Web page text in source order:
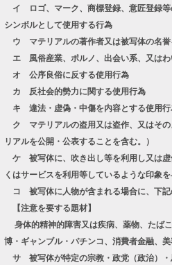
イ ロゴ、マーク、商標登録、意匠登録等
シンボルとして使用する行為
ウ マテリアルの著作者又は被写体の名誉
エ 風俗産業、ポルノ、出会い系、又はわ
オ 公序良俗に反する使用行為
カ 反社会的勢力に関する使用行為
キ 違法・虚偽・中傷を内容とする使用行
ク マテリアルの盗用又は盗作、又はその
リアルを公開・公表することを含む。）
ケ 被写体に、吹き出し等を利用し又は虚
くはサービスを利用等しているような印象
コ 被写体に人物が含まれる場合に、下記
【注意を要する題材】
身体的精神的障害又は疾病、薬物、たば
博・ギャンブル・パチンコ、消費者金融、
サ 被写体が特定の宗教・政党（政治）・